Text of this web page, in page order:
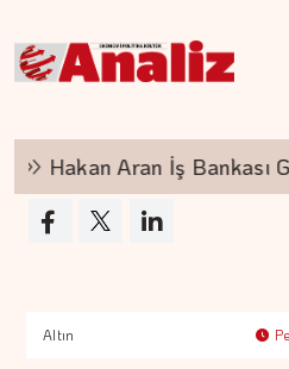
Hakan Aran İş Bankası
Altın